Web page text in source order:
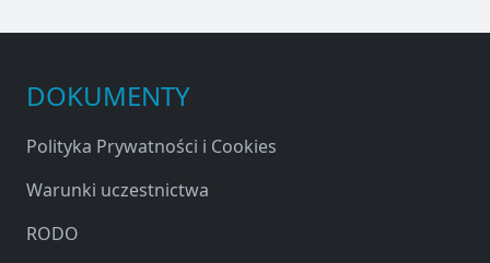
DOKUMENTY
Polityka Prywatności i Cookies
Warunki uczestnictwa
RODO